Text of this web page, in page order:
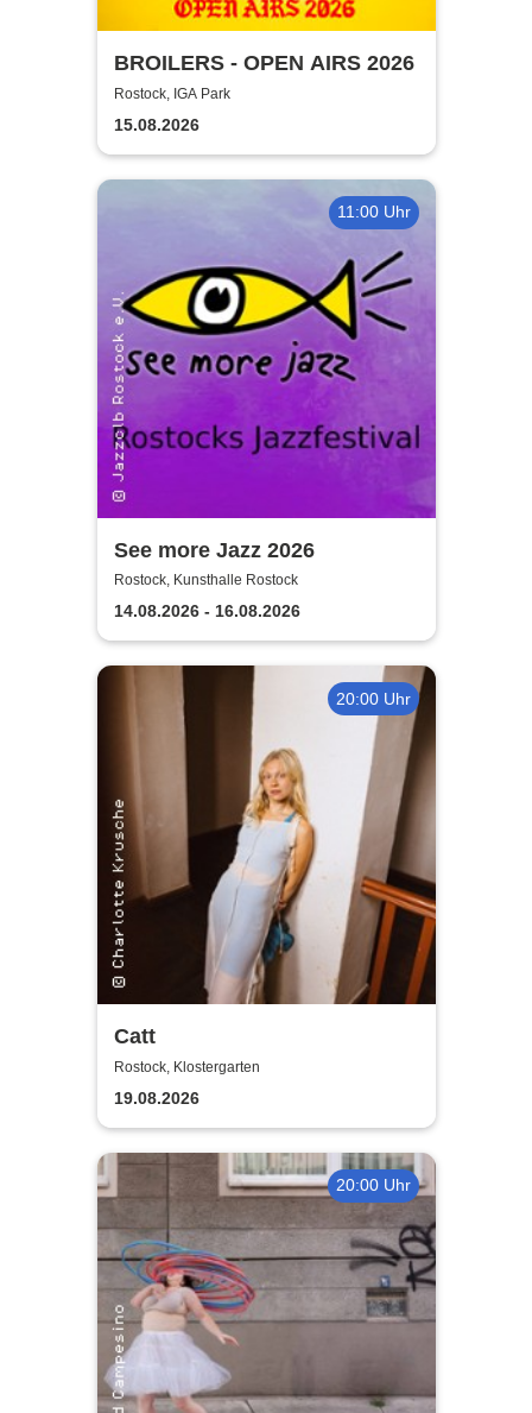
BROILERS - OPEN AIRS 2026
Rostock, IGA Park
15.08.2026
11:00 Uhr
See more Jazz 2026
Rostock, Kunsthalle Rostock
14.08.2026 - 16.08.2026
20:00 Uhr
Catt
Rostock, Klostergarten
19.08.2026
20:00 Uhr